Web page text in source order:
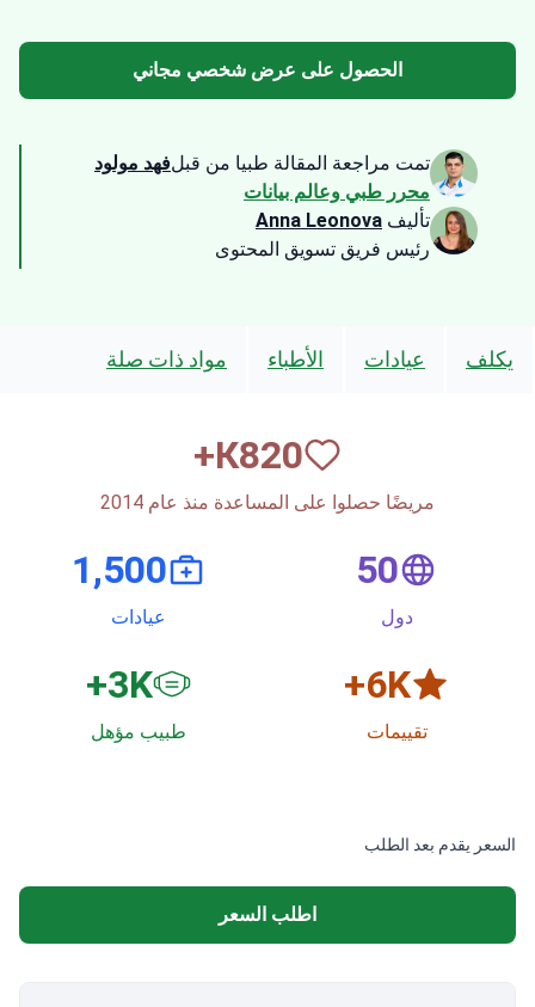
الحصول على عرض شخصي مجاني
تمت مراجعة المقالة طبيا من قبلفهد مولود
محرر طبي وعالم بيانات
تأليف Anna Leonova
رئيس فريق تسويق المحتوى
يكلف عيادات الأطباء مواد ذات صلة
820
К+
مريضًا حصلوا على المساعدة منذ عام 2014
50
دول
1,500
عيادات
6K+
تقييمات
3K+
طبيب مؤهل
السعر يقدم بعد الطلب
اطلب السعر